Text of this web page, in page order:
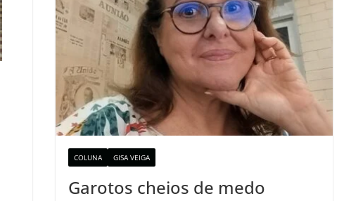
COLUNA GISA VEIGA
Garotos cheios de medo